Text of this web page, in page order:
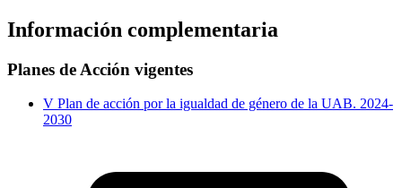
Información complementaria
Planes de Acción vigentes
V Plan de acción por la igualdad de género de la UAB. 2024-
2030